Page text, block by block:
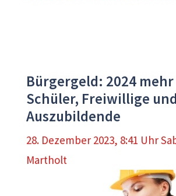
Bürgergeld: 2024
Schüler, Freiwillige und
Auszubildende
28. Dezember 2023, 8:41 Uhr
Martholt